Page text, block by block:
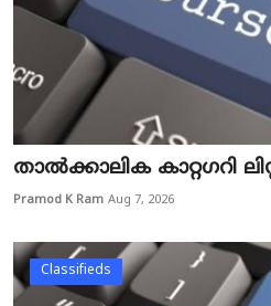
താൽക്കാലിക കാറ്റഗറി
Pramod K Ram Aug 7, 2026
Classifieds